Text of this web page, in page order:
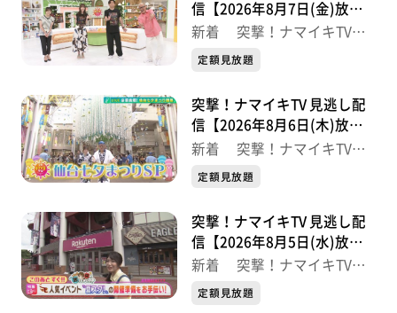
【デパスパ一番のり！】
仙台三越から生中継！
【突撃！生中継】
第19回 千葉県観光物産展／JR仙台駅2階ステンドグラス
前
期間：24日（土）まで
※紹介した催事等は終了している場合があります。
※紹介した商品等は取り扱いが終了している場合があり
ます。
信【2026年8月7日(金)放送
分】
新着 突撃！ナマイキTV
最新
定額見放題
突撃！ナマイキTV 見逃し配
信【2026年8月6日(木)放送
分】
新着 突撃！ナマイキTV
最新
定額見放題
突撃！ナマイキTV 見逃し配
信【2026年8月5日(水)放送
分】
新着 突撃！ナマイキTV
最新
定額見放題